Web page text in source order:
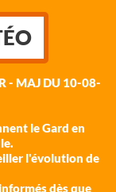
- MAJ DU 10-08-
le Gard en
l'évolution de
dès que